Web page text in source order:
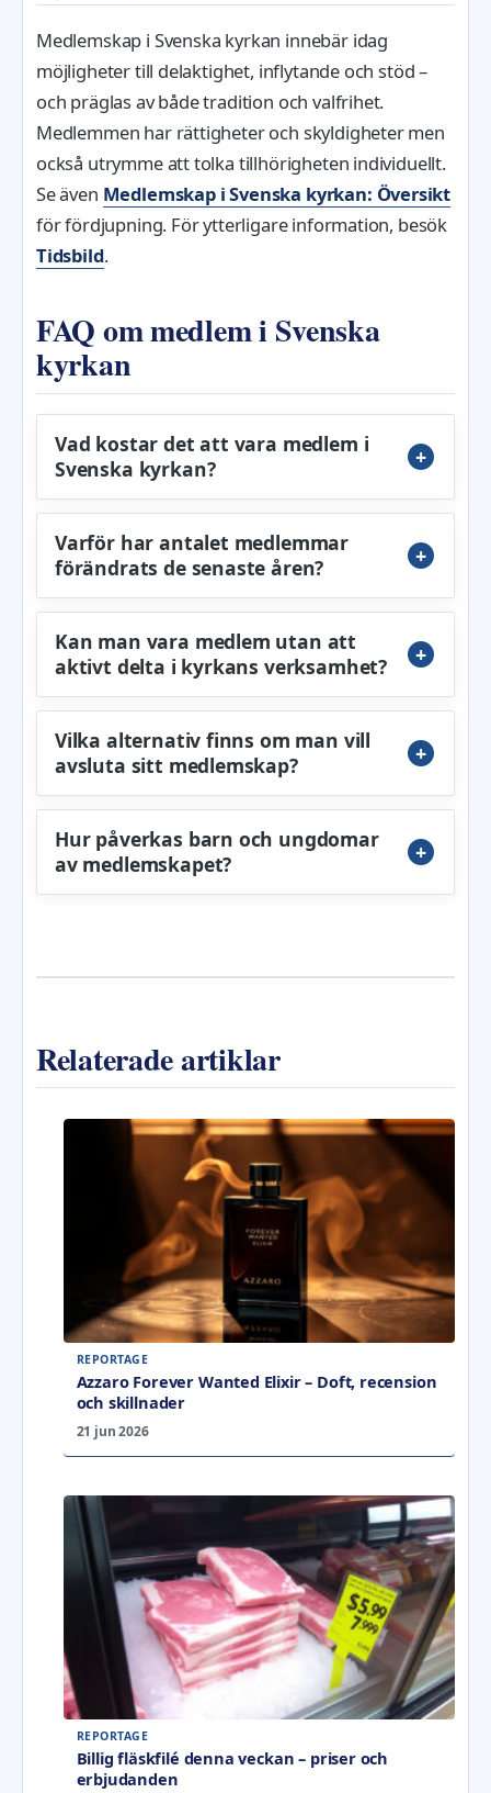
Medlemskap i Svenska kyrkan innebär idag
möjligheter till delaktighet, inflytande och stöd –
och präglas av både tradition och valfrihet.
Medlemmen har rättigheter och skyldigheter men
också utrymme att tolka tillhörigheten individuellt.
Se även Medlemskap i Svenska kyrkan: Översikt
för fördjupning. För ytterligare information, besök
Tidsbild.
FAQ om medlem i Svenska
kyrkan
Vad kostar det att vara medlem i
Svenska kyrkan?
Varför har antalet medlemmar
förändrats de senaste åren?
Kan man vara medlem utan att
aktivt delta i kyrkans verksamhet?
Vilka alternativ finns om man vill
avsluta sitt medlemskap?
Hur påverkas barn och ungdomar
av medlemskapet?
Relaterade artiklar
REPORTAGE
Azzaro Forever Wanted Elixir – Doft, recension
och skillnader
21 jun 2026
REPORTAGE
Billig fläskfilé denna veckan – priser och
erbjudanden